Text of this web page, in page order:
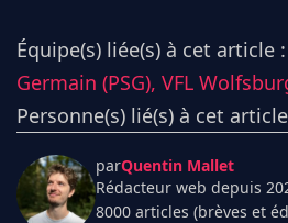
Équipe(s) liée(s) à cet article :
Germain (PSG), VFL
Personne(s) lié(s) à cet
parQuentin Mallet
Rédacteur web depuis
8000 articles (brèves et